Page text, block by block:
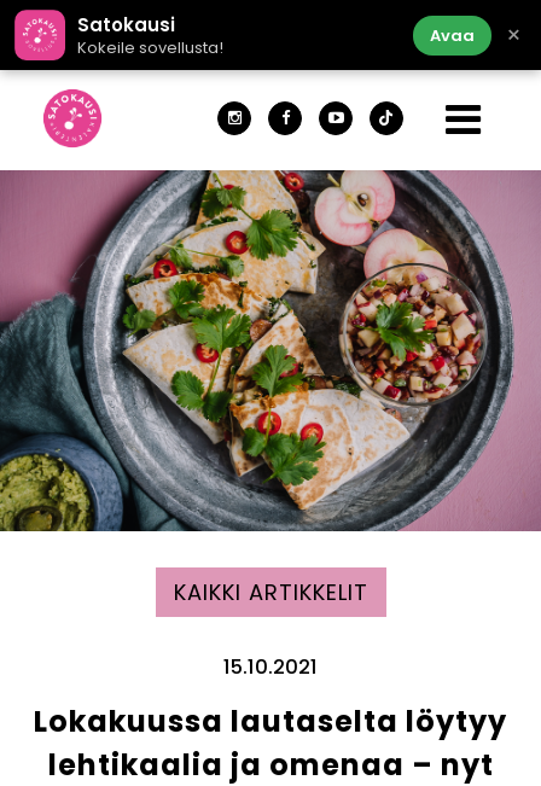
Satokausi
Kokeile sovellusta!
Avaa ×
KAIKKI ARTIKKELIT
15.10.2021
Lokakuussa lautaselta löytyy
lehtikaalia ja omenaa – nyt